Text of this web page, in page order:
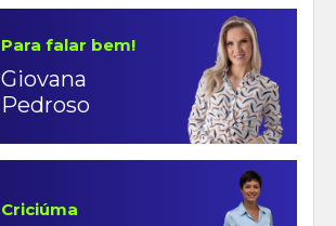
Para falar bem!
Giovana
Pedroso
Criciúma